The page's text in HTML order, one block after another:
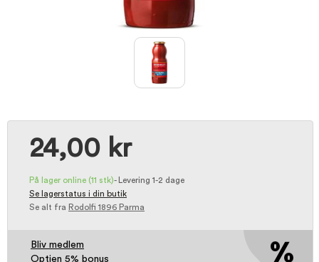
24,00 kr
På lager online (11 stk)-
Levering 1-2 dage
Se lagerstatus i din butik
Se alt fra Rodolfi 1896 Parma
Bliv medlem
Optjen 5% bonus